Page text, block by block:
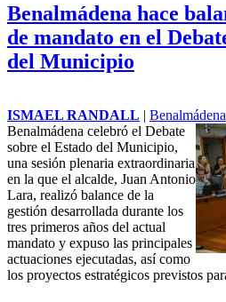
Benalmádena hace
de mandato en el
del Municipio
ISMAEL RANDALL | Benalmádena
Benalmádena celebró el Debate
sobre el Estado del Municipio,
una sesión plenaria extraordinaria
en la que el alcalde, Juan Antonio
Lara, realizó balance de la
gestión desarrollada durante los
tres primeros años del actual
mandato y expuso las principales
actuaciones ejecutadas, así como
los proyectos estratégicos previstos